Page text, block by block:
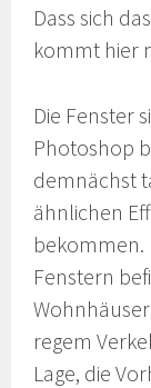
Dass sich
kommt hier
Die Fenster
Photoshop
demnächst
ähnlichen
bekommen.
Fenstern
regem
Lage, die